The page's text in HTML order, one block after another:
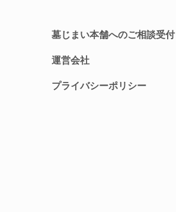
墓じまい本舗へのご相談受付
運営会社
プライバシーポリシー